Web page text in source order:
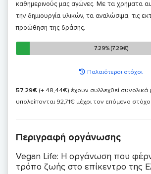
καθημερινούς μας αγώνες. Με τα χρήματα
την δημιουργία υλικών, τα αναλώσιμα, τις
προώθηση της δράσης.
7.29% (7.29€)
7.29% (7.29€)
Παλαιότεροι στόχοι
57,29€ (+ 48,44€) έχουν συλλεχθεί συνολικά
υπολείπονται 92,71€ μέχρι τον επόμενο στόχο
Περιγραφή οργάνωσης
Vegan Life: Η οργάνωση που
τρόπο ζωής στο επίκεντρο της